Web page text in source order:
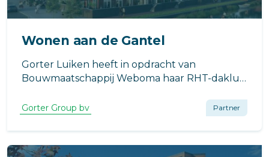
Wonen aan de Gantel
Gorter Luiken heeft in opdracht van
Bouwmaatschappij Weboma haar RHT-dakluik
Poeldijk geleverd.
Gorter Group bv Partner